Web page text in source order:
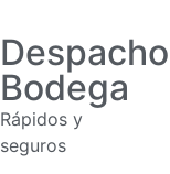
Bodega
Rápidos y
seguros